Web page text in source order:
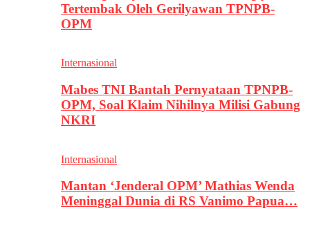
Tertembak Oleh Gerilyawan TPNPB-
OPM
Internasional
Mabes TNI Bantah Pernyataan TPNPB-
OPM, Soal Klaim Nihilnya Milisi Gabung
NKRI
Internasional
Mantan ‘Jenderal OPM’ Mathias Wenda
Meninggal Dunia di RS Vanimo Papua…